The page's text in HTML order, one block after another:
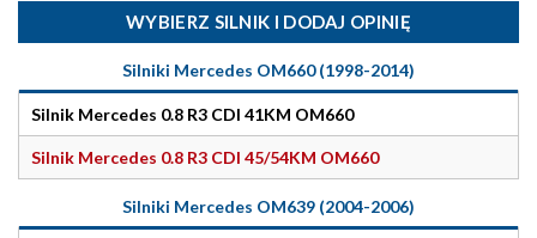
WYBIERZ SILNIK I DODAJ OPINIĘ
Silniki Mercedes OM660 (1998-2014)
Silnik Mercedes 0.8 R3 CDI 41KM OM660
Silnik Mercedes 0.8 R3 CDI 45/54KM OM660
Silniki Mercedes OM639 (2004-2006)